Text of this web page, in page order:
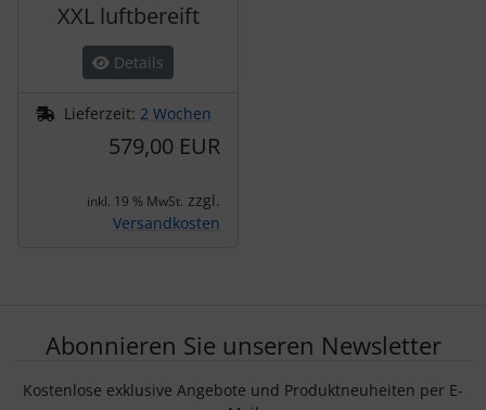
XXL luftbereift
Details
Lieferzeit: 2 Wochen
579,00 EUR
inkl. 19 % MwSt. zzgl.
Versandkosten
Abonnieren Sie unseren Newsletter
Kostenlose exklusive Angebote und Produktneuheiten per E-